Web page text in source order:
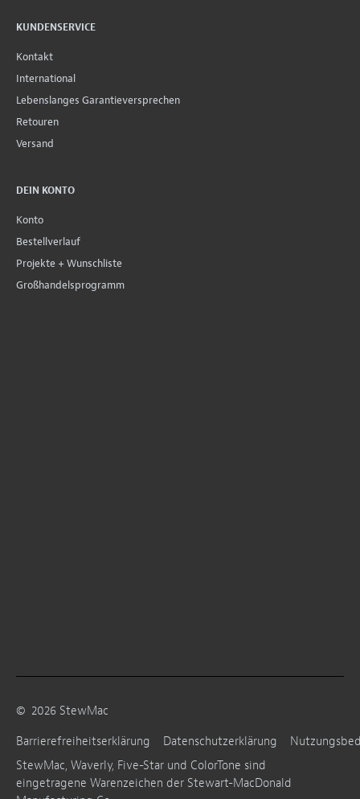
KUNDENSERVICE
Kontakt
International
Lebenslanges Garantieversprechen
Retouren
Versand
DEIN KONTO
Konto
Bestellverlauf
Projekte + Wunschliste
Großhandelsprogramm
© 2026 StewMac
Barrierefreiheitserklärung
Datenschutzerklärung
StewMac, Waverly, Five-Star und ColorTone sind
eingetragene Warenzeichen der Stewart-MacDonald